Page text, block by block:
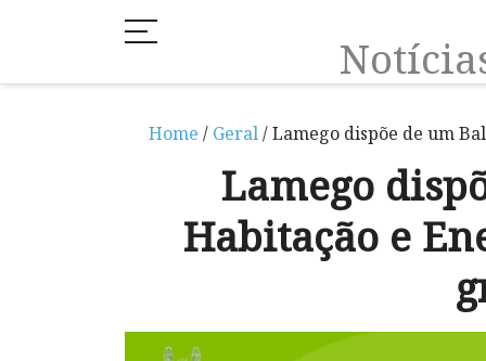
Home / Geral/ Lamego dispõe de um
Lamego
Habitação e